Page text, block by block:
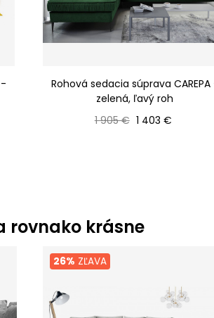
Rohová sedacia súprava
zelená, ľavý roh
Bežná cena
1 905 € Cena
1 403 €
rovnako krásne
26% ZĽAVA